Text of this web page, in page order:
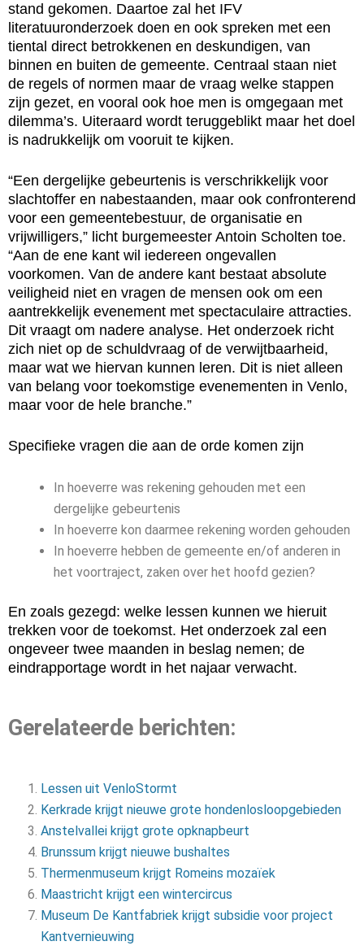
stand gekomen. Daartoe zal het IFV
literatuuronderzoek doen en ook spreken met een
tiental direct betrokkenen en deskundigen, van
binnen en buiten de gemeente. Centraal staan niet
de regels of normen maar de vraag welke stappen
zijn gezet, en vooral ook hoe men is omgegaan met
dilemma’s. Uiteraard wordt teruggeblikt maar het doel
is nadrukkelijk om vooruit te kijken.
“Een dergelijke gebeurtenis is verschrikkelijk voor
slachtoffer en nabestaanden, maar ook confronterend
voor een gemeentebestuur, de organisatie en
vrijwilligers,” licht burgemeester Antoin Scholten toe.
“Aan de ene kant wil iedereen ongevallen
voorkomen. Van de andere kant bestaat absolute
veiligheid niet en vragen de mensen ook om een
aantrekkelijk evenement met spectaculaire attracties.
Dit vraagt om nadere analyse. Het onderzoek richt
zich niet op de schuldvraag of de verwijtbaarheid,
maar wat we hiervan kunnen leren. Dit is niet alleen
van belang voor toekomstige evenementen in Venlo,
maar voor de hele branche.”
Specifieke vragen die aan de orde komen zijn
In hoeverre was rekening gehouden met een
dergelijke gebeurtenis
In hoeverre kon daarmee rekening worden gehouden
In hoeverre hebben de gemeente en/of anderen in
het voortraject, zaken over het hoofd gezien?
En zoals gezegd: welke lessen kunnen we hieruit
trekken voor de toekomst. Het onderzoek zal een
ongeveer twee maanden in beslag nemen; de
eindrapportage wordt in het najaar verwacht.
Gerelateerde berichten:
Lessen uit VenloStormt
Kerkrade krijgt nieuwe grote hondenlosloopgebieden
Anstelvallei krijgt grote opknapbeurt
Brunssum krijgt nieuwe bushaltes
Thermenmuseum krijgt Romeins mozaïek
Maastricht krijgt een wintercircus
Museum De Kantfabriek krijgt subsidie voor project
Kantvernieuwing